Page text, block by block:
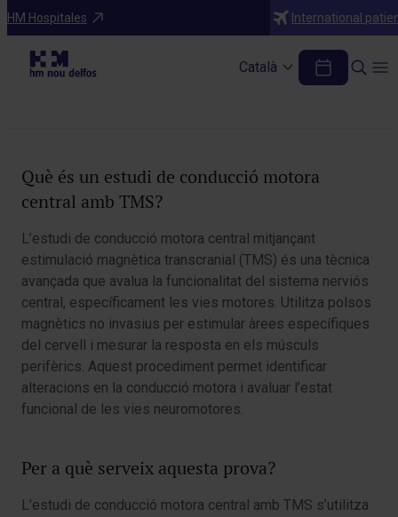
HM Hospitales International
Català
Diagnòstics
Estudi de conducció motora central amb
Què és un estudi de conducció motora
central amb TMS?
L’estudi de conducció motora central mitjançant
estimulació magnètica transcranial (TMS) és una tècnica
avançada que avalua la funcionalitat del sistema nerviós
central, específicament les vies motores. Utilitza polsos
magnètics no invasius per estimular àrees específiques
del cervell i mesurar la resposta en els músculs
perifèrics. Aquest procediment permet identificar
alteracions en la conducció motora i avaluar l’estat
funcional de les vies neuromotores.
Per a què serveix aquesta prova?
L’estudi de conducció motora central amb TMS s’utilitza